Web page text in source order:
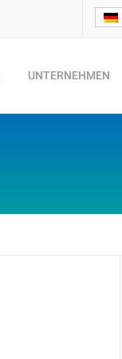
UNTERNEHMEN